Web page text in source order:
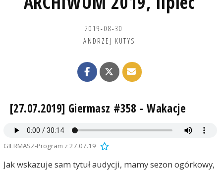
2019-08-30
ANDRZEJ KUTYS
[27.07.2019] Giermasz #358 - Wakacje
GIERMASZ-Program z 27.07.19
Jak wskazuje sam tytuł audycji, mamy sezon ogórkowy,